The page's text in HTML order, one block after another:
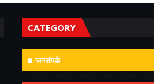
CATEGORY
जनसंपर्क